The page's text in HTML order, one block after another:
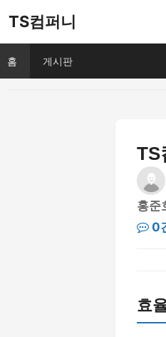
TS컴퍼니
홈 게시판
TS
홍준
0
효